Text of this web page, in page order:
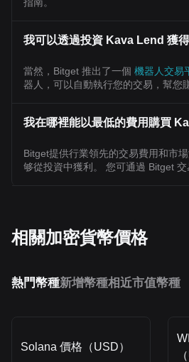
我可以透過投資 Kava Lend 獲
當然，Bitget 推出了一個 機器人交易
器人，可以自動執行您的交易，幫您
我在哪裡能以最低的費用購買
Bitget提供行業領先的交易費用和市
够從投資中獲利。 您可通過 Bitget 交
相關加密貨幣價格
熱門幣種新增幣種相近市值幣種
Solana 價格（USD）